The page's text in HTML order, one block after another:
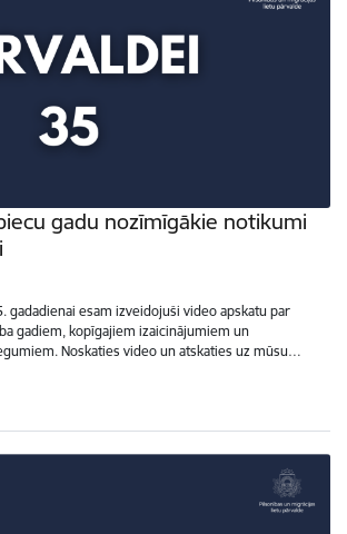
gadu nozīmīgākie notikumi
gadadienai esam izveidojuši video apskatu par
gadiem, kopīgajiem izaicinājumiem un
Noskaties video un atskaties uz mūsu…